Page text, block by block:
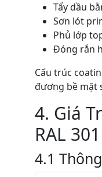
Tẩy dầu
Sơn lót
Phủ lớp
Đóng rắn
Cấu trúc
đương bề mặt
4. Giá
RAL
4.1